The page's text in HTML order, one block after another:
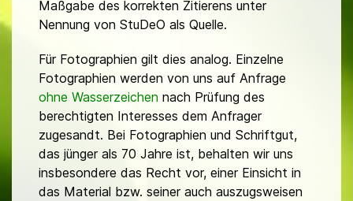
Maßgabe des korrekten Zitierens unter
Nennung von StuDeO als Quelle.
Für Fotographien gilt dies analog. Einzelne
Fotographien werden von uns auf Anfrage
ohne Wasserzeichen nach Prüfung des
berechtigten Interesses dem Anfrager
zugesandt. Bei Fotographien und Schriftgut,
das jünger als 70 Jahre ist, behalten wir uns
insbesondere das Recht vor, einer Einsicht in
das Material bzw. seiner auch auszugsweisen